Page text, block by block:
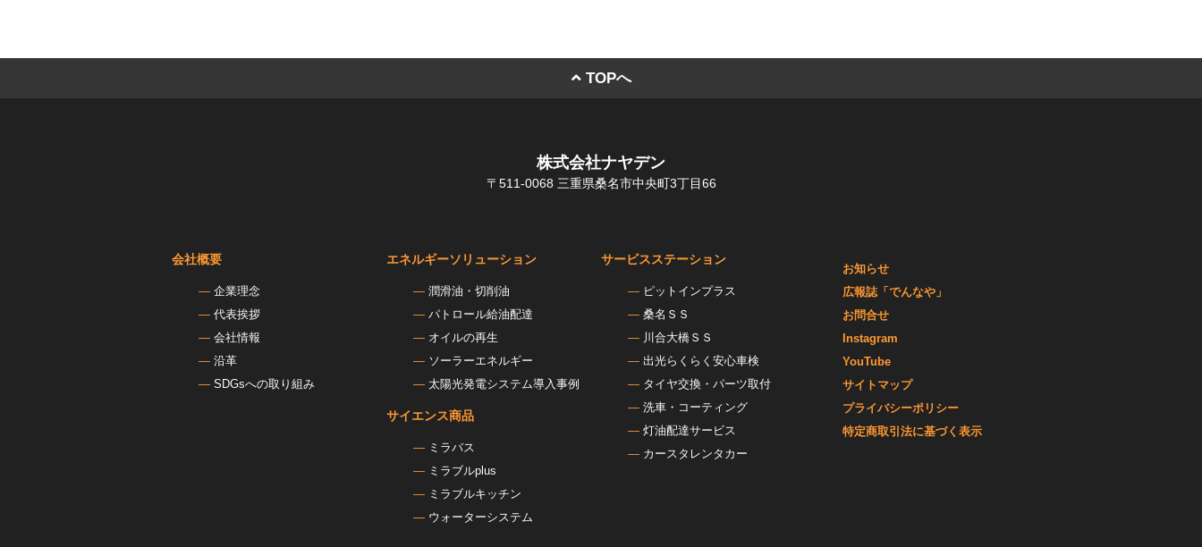
TOPへ
株式会社ナヤデン
〒511-0068 三重県桑名市中央町3丁目66
会社概要
企業理念
代表挨拶
会社情報
沿革
SDGsへの取り組み
エネルギーソリューション
潤滑油・切削油
パトロール給油配達
オイルの再生
ソーラーエネルギー
太陽光発電システム導入事例
サイエンス商品
ミラバス
ミラブルplus
ミラブルキッチン
ウォーターシステム
サービスステーション
ピットインプラス
桑名ＳＳ
川合大橋ＳＳ
出光らくらく安心車検
タイヤ交換・パーツ取付
洗車・コーティング
灯油配達サービス
カースタレンタカー
お知らせ
広報誌「でんなや」
お問合せ
Instagram
YouTube
サイトマップ
プライバシーポリシー
特定商取引法に基づく表示